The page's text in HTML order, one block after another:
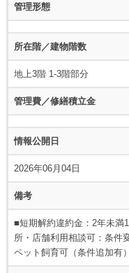
管理形態
所在階／建物階数
地上3階 1-3階部分
管理費／修繕積立金
情報公開日
2026年06月04日
備考
■短期解約違約金：2年未満
所・店舗利用相談可：条件
ペット飼育可（条件追加有）